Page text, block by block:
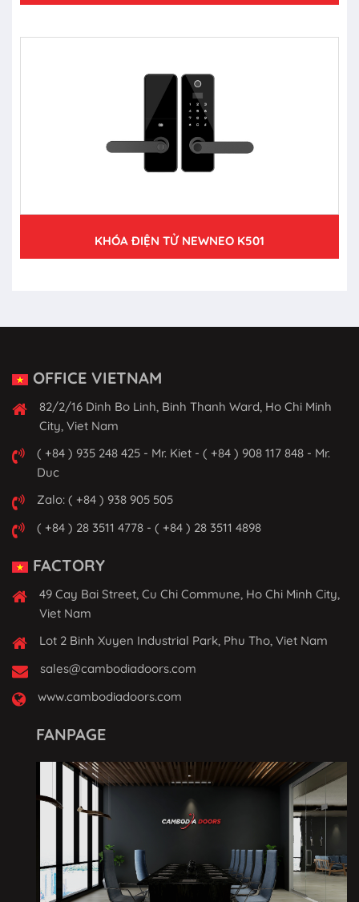
KHÓA ĐIỆN TỬ NEWNEO K501
OFFICE VIETNAM
82/2/16 Dinh Bo Linh, Binh Thanh Ward, Ho Chi Minh
City, Viet Nam
( +84 ) 935 248 425 - Mr. Kiet - ( +84 ) 908 117 848 - Mr.
Duc
Zalo: ( +84 ) 938 905 505
( +84 ) 28 3511 4778 - ( +84 ) 28 3511 4898
FACTORY
49 Cay Bai Street, Cu Chi Commune, Ho Chi Minh City,
Viet Nam
Lot 2 Binh Xuyen Industrial Park, Phu Tho, Viet Nam
sales@cambodiadoors.com
www.cambodiadoors.com
FANPAGE